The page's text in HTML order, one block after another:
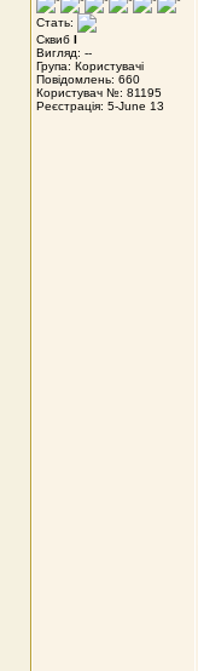
Стать:
Сквиб I
Вигляд: --
Група: Користувачі
Повідомлень: 660
Користувач №: 81195
Реєстрація: 5-June 13